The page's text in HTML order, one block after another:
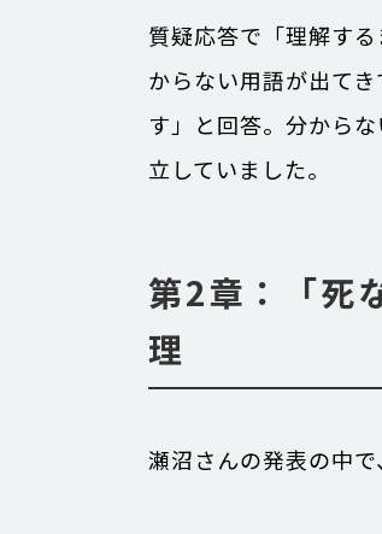
質疑応答で「理解す
からない用語が出て
す」と回答。分から
立していました。
第2章：「死
理
瀬沼さんの発表の中